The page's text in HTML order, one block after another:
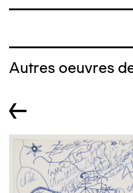
Autres oeuvres
←